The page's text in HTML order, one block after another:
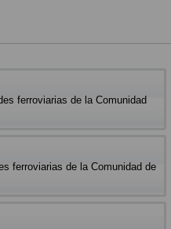
ferroviarias de la Comunidad
ferroviarias de la Comunidad de